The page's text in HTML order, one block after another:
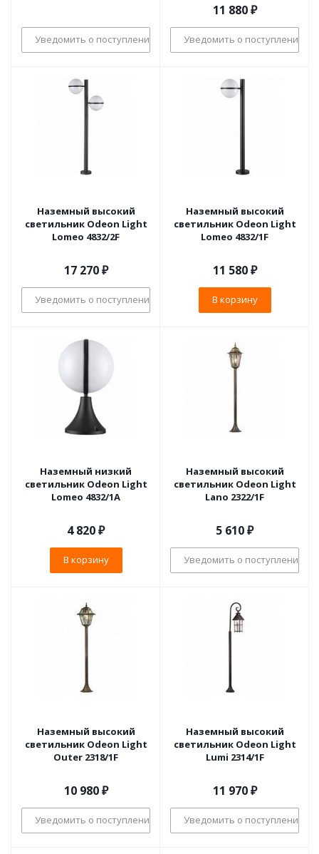
Уведомить о поступлении
11 880₽
Уведомить о поступлении
Наземный высокий
светильник Odeon Light
Lomeo 4832/2F
17 270₽
Уведомить о поступлении
Наземный высокий
светильник Odeon Light
Lomeo 4832/1F
11 580₽
В корзину
Наземный низкий
светильник Odeon Light
Lomeo 4832/1A
4 820₽
В корзину
Наземный высокий
светильник Odeon Light
Lano 2322/1F
5 610₽
Уведомить о поступлении
Наземный высокий
светильник Odeon Light
Outer 2318/1F
10 980₽
Уведомить о поступлении
Наземный высокий
светильник Odeon Light
Lumi 2314/1F
11 970₽
Уведомить о поступлении